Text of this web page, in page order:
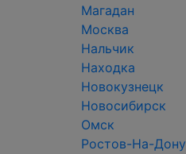
Магадан
Москва
Нальчик
Находка
Новокузнецк
Новосибирск
Омск
Ростов-На-Дону